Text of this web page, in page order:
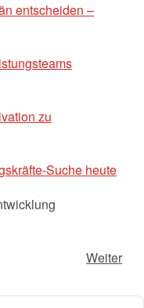
entscheiden –
zu
Suche heute
Weiter